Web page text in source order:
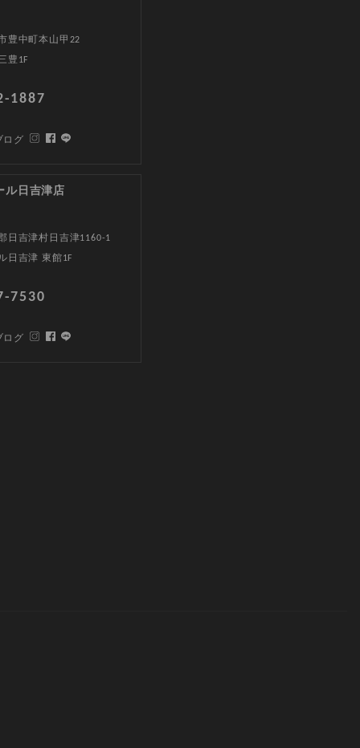
豊中町本山甲22
豊1F
1887
ログ
ル日吉津店
日吉津村日吉津1160-1
日吉津 東館1F
7530
ログ